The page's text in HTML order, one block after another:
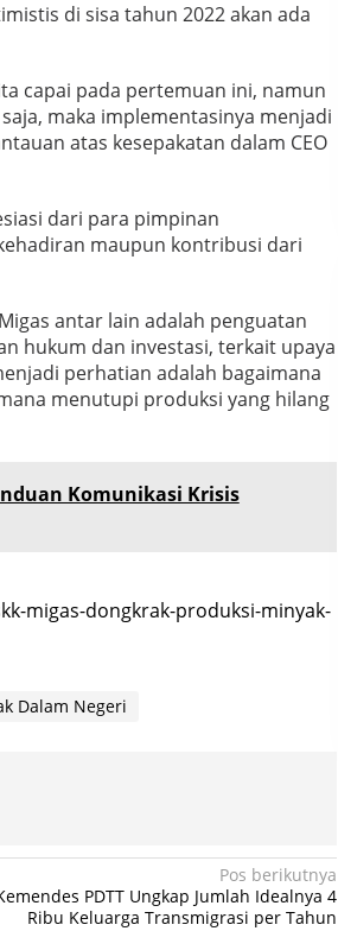
di sisa tahun 2022 akan ada
capai pada pertemuan ini, namun
maka implementasinya menjadi
atas kesepakatan dalam CEO
dari para pimpinan
maupun kontribusi dari
antar lain adalah penguatan
hukum dan investasi, terkait upaya
perhatian adalah bagaimana
menutupi produksi yang hilang
Komunikasi Krisis
migas-dongkrak-produksi-minyak-
Dalam Negeri
Pos berikutnya
PDTT Ungkap Jumlah Idealnya 4
Ribu Keluarga Transmigrasi per Tahun